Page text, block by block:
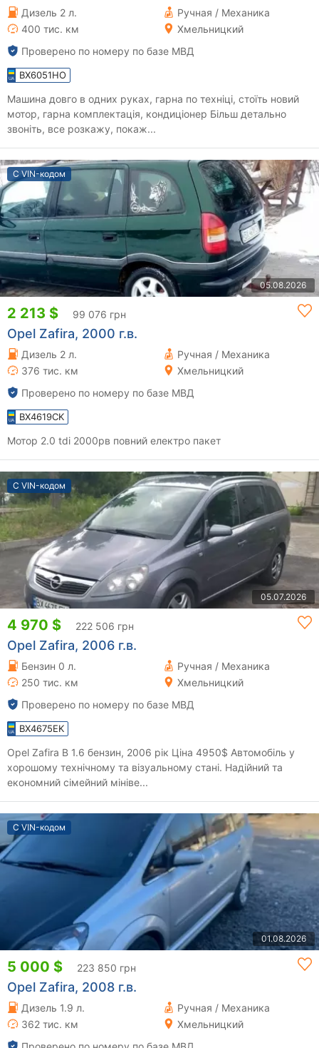
Дизель 2 л.
Ручная / Механика
400 тис. км
Хмельницкий
Проверено по номеру по базе МВД
BX6051HO
Машина довго в одних руках, гарна по техніці, стоїть новий
мотор, гарна комплектація, кондиціонер Більш детально
звоніть, все розкажу, покаж...
С VIN-кодом
05.08.2026
2 213 $ 99 076 грн
Opel Zafira, 2000 г.в.
Дизель 2 л.
Ручная / Механика
376 тис. км
Хмельницкий
Проверено по номеру по базе МВД
BX4619CK
Мотор 2.0 tdi 2000рв повний електро пакет
С VIN-кодом
05.07.2026
4 970 $ 222 506 грн
Opel Zafira, 2006 г.в.
Бензин 0 л.
Ручная / Механика
250 тис. км
Хмельницкий
Проверено по номеру по базе МВД
BX4675EK
Opel Zafira B 1.6 бензин, 2006 рік Ціна 4950$ Автомобіль у
хорошому технічному та візуальному стані. Надійний та
економний сімейний мініве...
С VIN-кодом
01.08.2026
5 000 $ 223 850 грн
Opel Zafira, 2008 г.в.
Дизель 1.9 л.
Ручная / Механика
362 тис. км
Хмельницкий